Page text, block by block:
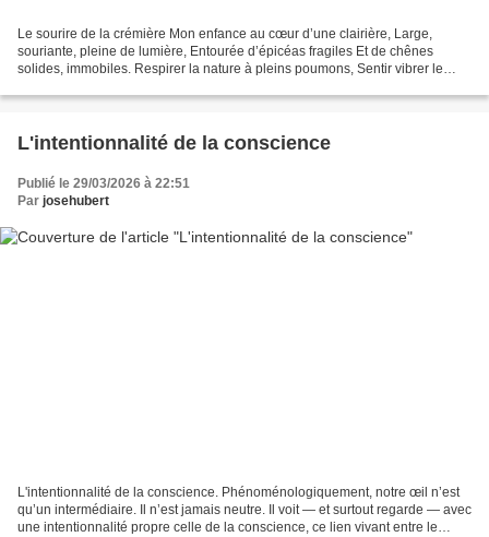
Le sourire de la crémière Mon enfance au cœur d’une clairière, Large,
souriante, pleine de lumière, Entourée d’épicéas fragiles Et de chênes
solides, immobiles. Respirer la nature à pleins poumons, Sentir vibrer le
L'intentionnalité de la conscience
Publié le 29/03/2026 à 22:51
Par josehubert
L'intentionnalité de la conscience. Phénoménologiquement, notre œil n’est
qu’un intermédiaire. Il n’est jamais neutre. Il voit — et surtout regarde — avec
une intentionnalité propre celle de la conscience, ce lien vivant entre le